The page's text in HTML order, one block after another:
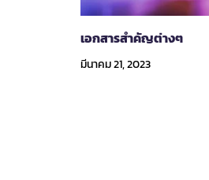
เอกสารสำคัญต่างๆ
มีนาคม 21, 2023